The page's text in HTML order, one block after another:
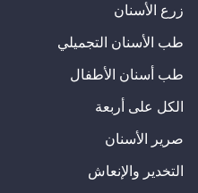
زرع الأسنان
طب الأسنان التجميلي
طب أسنان الأطفال
الكل على أربعة
صرير الأسنان
التخدير والإنعاش